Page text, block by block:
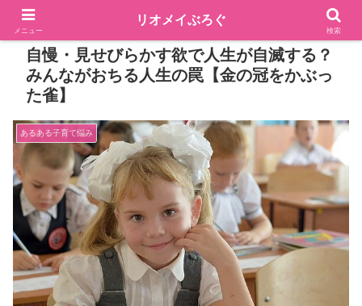
自慢・見せびらかす欲で人生が自滅する？
みんながおちる人生の罠【金の冠をかぶっ
た雀】
あるある子育て悩み
メニュー
リオメイぶろぐ
検索